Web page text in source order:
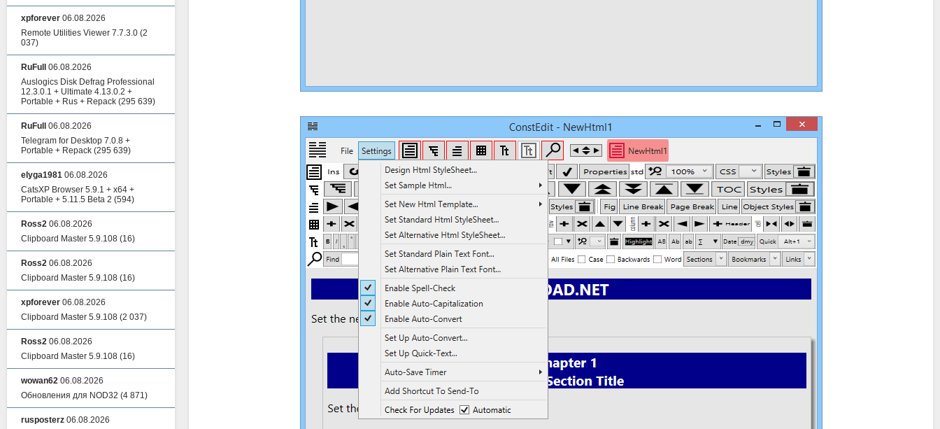
xpforever 06.08.2026
Remote Utilities Viewer 7.7.3.0 (2
037)
RuFull
06.08.2026
Auslogics Disk Defrag Professional
12.3.0.1 + Ultimate 4.13.0.2 +
Portable + Rus + Repack (295 639)
RuFull
06.08.2026
Telegram for Desktop 7.0.8 +
Portable + Repack (295 639)
elyga1981 06.08.2026
CatsXP Browser 5.9.1 + x64 +
Portable + 5.11.5 Beta 2 (594)
Ross2 06.08.2026
Clipboard Master 5.9.108 (16)
Ross2 06.08.2026
Clipboard Master 5.9.108 (16)
xpforever 06.08.2026
Clipboard Master 5.9.108 (2 037)
Ross2 06.08.2026
Clipboard Master 5.9.108 (16)
wowan62 06.08.2026
Обновления для NOD32 (4 871)
rusposterz 06.08.2026